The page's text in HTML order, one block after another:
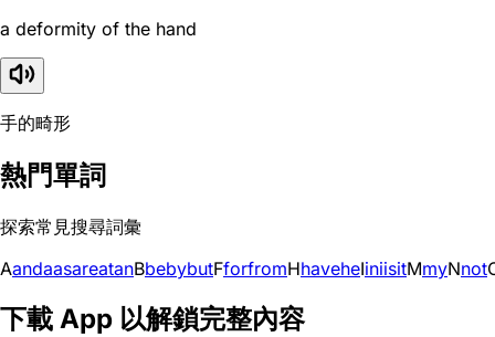
a deformity of the hand
手的畸形
熱門單詞
探索常見搜尋詞彙
AandaasareatanBbebybutFforfromHhaveheIiniisitMmyNnot
下載 App 以解鎖完整內容